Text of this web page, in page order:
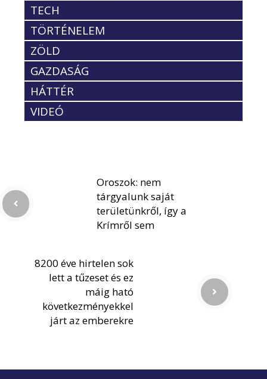
TECH
TÖRTÉNELEM
ZÖLD
GAZDASÁG
HÁTTÉR
VIDEÓ
Oroszok: nem
tárgyalunk saját
területünkről, így a
Krímről sem
8200 éve hirtelen sok
lett a tűzeset és ez
máig ható
következményekkel
járt az emberekre